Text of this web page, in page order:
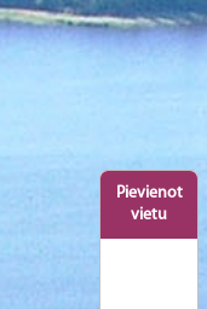
Pievienot
vietu